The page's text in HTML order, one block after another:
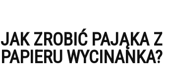
JAK ZROBIĆ PAJĄKA Z
PAPIERU WYCINANKA?